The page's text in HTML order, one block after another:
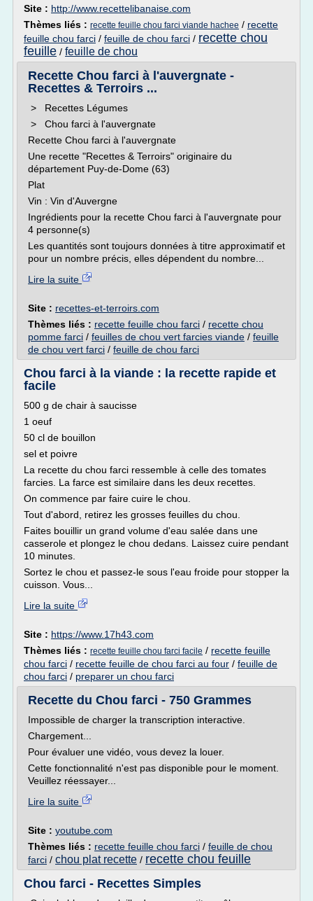
Site : http://www.recettelibanaise.com
Thèmes liés : recette feuille chou farci viande hachee / recette
feuille chou farci / feuille de chou farci / recette chou
feuille / feuille de chou
Recette Chou farci à l'auvergnate -
Recettes & Terroirs ...
> Recettes Légumes
> Chou farci à l'auvergnate
Recette Chou farci à l'auvergnate
Une recette "Recettes & Terroirs" originaire du
département Puy-de-Dome (63)
Plat
Vin : Vin d'Auvergne
Ingrédients pour la recette Chou farci à l'auvergnate pour
4 personne(s)
Les quantités sont toujours données à titre approximatif et
pour un nombre précis, elles dépendent du nombre...
Lire la suite
Site : recettes-et-terroirs.com
Thèmes liés : recette feuille chou farci / recette chou
pomme farci / feuilles de chou vert farcies viande / feuille
de chou vert farci / feuille de chou farci
Chou farci à la viande : la recette rapide et
facile
500 g de chair à saucisse
1 oeuf
50 cl de bouillon
sel et poivre
La recette du chou farci ressemble à celle des tomates
farcies. La farce est similaire dans les deux recettes.
On commence par faire cuire le chou.
Tout d'abord, retirez les grosses feuilles du chou.
Faites bouillir un grand volume d'eau salée dans une
casserole et plongez le chou dedans. Laissez cuire pendant
10 minutes.
Sortez le chou et passez-le sous l'eau froide pour stopper la
cuisson. Vous...
Lire la suite
Site : https://www.17h43.com
Thèmes liés : recette feuille chou farci facile / recette feuille
chou farci / recette feuille de chou farci au four / feuille de
chou farci / preparer un chou farci
Recette du Chou farci - 750 Grammes
Impossible de charger la transcription interactive.
Chargement...
Pour évaluer une vidéo, vous devez la louer.
Cette fonctionnalité n'est pas disponible pour le moment.
Veuillez réessayer...
Lire la suite
Site : youtube.com
Thèmes liés : recette feuille chou farci / feuille de chou
farci / chou plat recette / recette chou feuille
Chou farci - Recettes Simples